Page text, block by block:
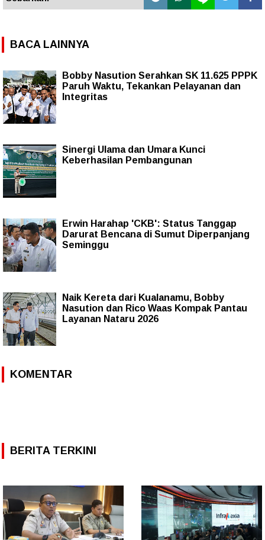
BACA LAINNYA
Bobby Nasution Serahkan SK 11.625 PPPK
Paruh Waktu, Tekankan Pelayanan dan
Integritas
Sinergi Ulama dan Umara Kunci
Keberhasilan Pembangunan
Erwin Harahap 'CKB': Status Tanggap
Darurat Bencana di Sumut Diperpanjang
Seminggu
Naik Kereta dari Kualanamu, Bobby
Nasution dan Rico Waas Kompak Pantau
Layanan Nataru 2026
KOMENTAR
BERITA TERKINI